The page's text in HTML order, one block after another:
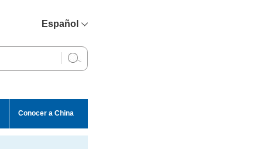
Español
English
Conocer a China